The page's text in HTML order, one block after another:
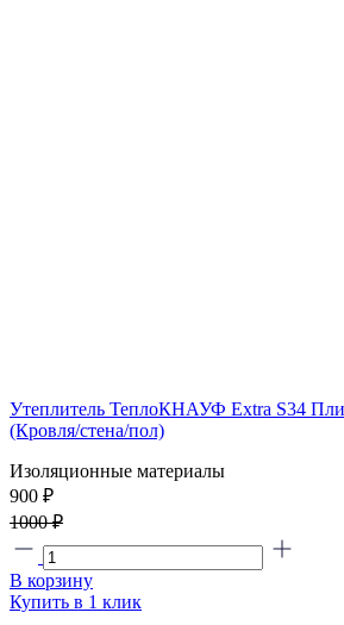
Утеплитель ТеплоКНАУФ Extra S34
(Кровля/стена/пол)
Изоляционные материалы
900 ₽
1000 ₽
В корзину
Купить в 1 клик